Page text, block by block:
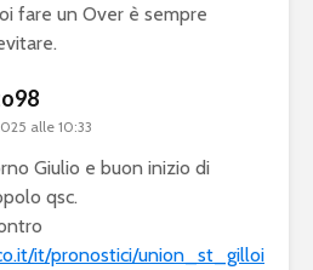
fare un Over è sempre
alle 10:33
Giulio e buon inizio di
qsc.
it/pronostici/union_st_gilloi